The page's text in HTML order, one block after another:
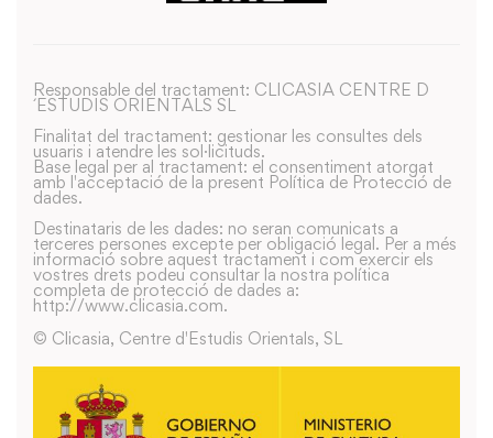
Responsable del tractament: CLICASIA CENTRE D
´ESTUDIS ORIENTALS SL
Finalitat del tractament: gestionar les consultes dels
usuaris i atendre les sol·licituds.
Base legal per al tractament: el consentiment atorgat
amb l'acceptació de la present Política de Protecció de
dades.
Destinataris de les dades: no seran comunicats a
terceres persones excepte per obligació legal. Per a més
informació sobre aquest tractament i com exercir els
vostres drets podeu consultar la nostra política
completa de protecció de dades a:
http://www.clicasia.com.
© Clicasia, Centre d'Estudis Orientals, SL